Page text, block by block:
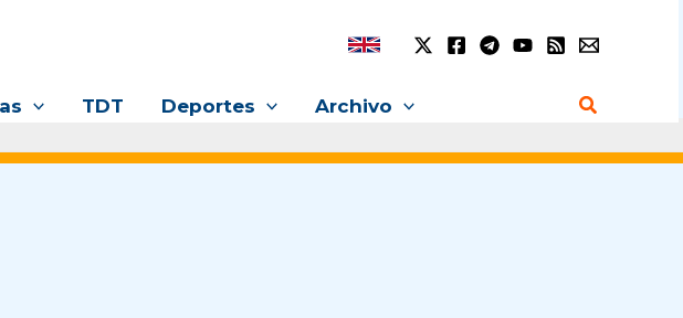
TDT Deportes Archivo Buscar